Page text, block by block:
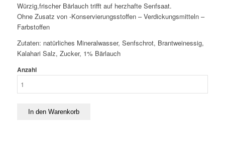
Würzig,frischer Bärlauch trifft auf herzhafte Senfsaat.
Ohne Zusatz von -Konservierungsstoffen – Verdickungsmitteln –
Farbstoffen
Zutaten: natürliches Mineralwasser, Senfschrot, Brantweinessig,
Kalahari Salz, Zucker, 1% Bärlauch
Anzahl